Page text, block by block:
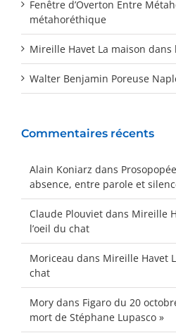
Fenêtre d’Overton Entre
métahoréthique
Mireille Havet La maison dans
Walter Benjamin Poreuse
Commentaires récents
Alain Koniarz dans
absence, entre parole et
Claude Plouviet dans Mireille
l’oeil du chat
Moriceau dans Mireille Havet
chat
Mory dans Figaro du 20
mort de Stéphane Lupasco »